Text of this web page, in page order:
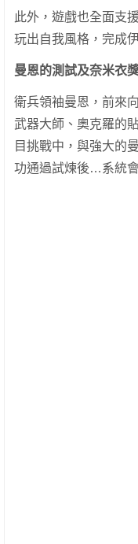
此外，遊戲也全面支
玩出自我風格，完成
曼恩的測試及奈米衣
衛兵領袖曼恩，前來
武器大師、奧克羅的
目挑戰中，與強大的
功通過試煉後…系統